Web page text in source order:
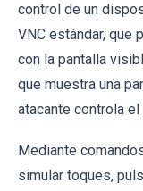
control de un
VNC estándar, que
con la pantalla
que muestra una
atacante controla
Mediante
simular toques,